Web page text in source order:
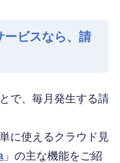
ービスなら、請
で、毎月発生する請
に使えるクラウド見
」の主な機能をご紹